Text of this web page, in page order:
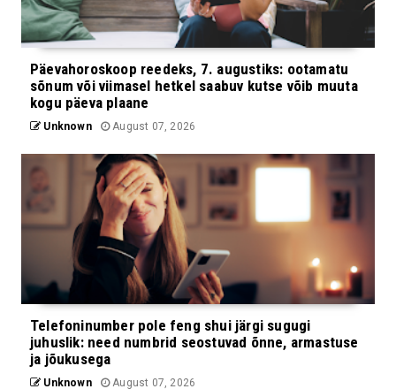
Päevahoroskoop reedeks, 7. augustiks: ootamatu
sõnum või viimasel hetkel saabuv kutse võib muuta
kogu päeva plaane
Unknown August 07, 2026
Telefoninumber pole feng shui järgi sugugi
juhuslik: need numbrid seostuvad õnne, armastuse
ja jõukusega
Unknown August 07, 2026